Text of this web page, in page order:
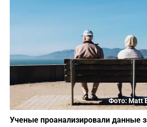
Фото: Matt
Ученые проанализировали данные